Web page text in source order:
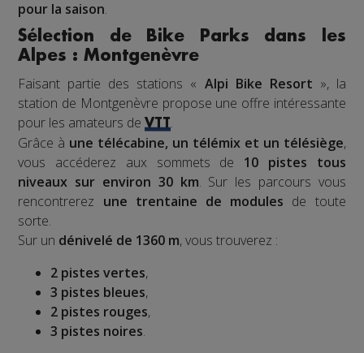
pour la saison.
Sélection de Bike Parks dans les
Alpes : Montgenèvre
Faisant partie des stations « Alpi Bike Resort », la
station de Montgenèvre propose une offre intéressante
pour les amateurs deVTT.
Grâce à une télécabine, un télémix et un télésiège,
vous accéderez aux sommets de 10 pistes tous
niveaux sur environ 30 km. Sur les parcours vous
rencontrerez une trentaine de modules de toute
sorte.
Sur un dénivelé de 1360 m, vous trouverez :
2 pistes vertes,
3 pistes bleues,
2 pistes rouges,
3 pistes noires.